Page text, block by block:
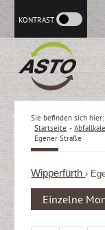
KONTRAST
Sie befinden sich hier:
Startseite -
Egener Straße
Wipperfürth›
Einzelne